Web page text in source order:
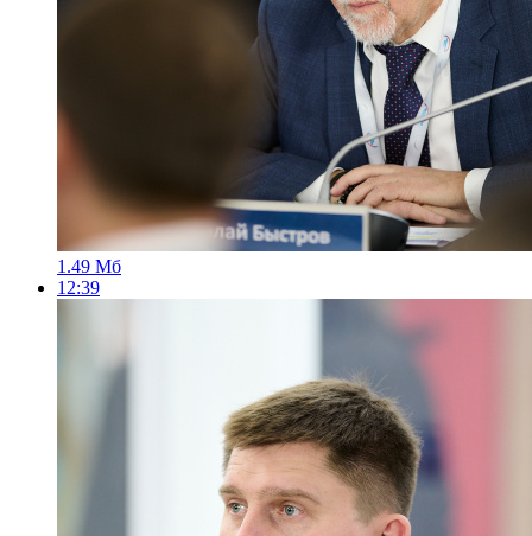
1.49 Мб
12:39